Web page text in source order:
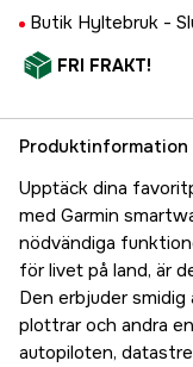
Butik Hyltebruk -
FRI FRAKT!
Produktinformation
Upptäck dina
med Garmin
nödvändiga
för livet på land, är
Den erbjuder
plottrar och andra
autopiloten,